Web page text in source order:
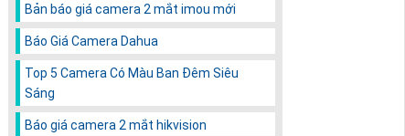
Bản báo giá camera 2 mắt imou mới
Báo Giá Camera Dahua
Top 5 Camera Có Màu Ban Đêm Siêu
Sáng
Báo giá camera 2 mắt hikvision